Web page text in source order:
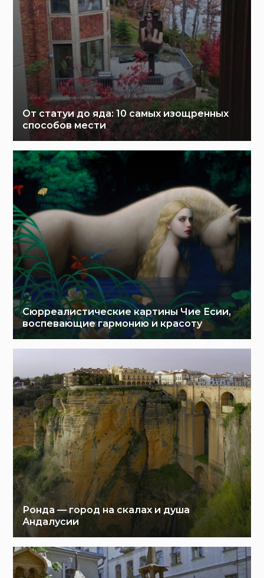
От статуи до яда: 10 самых изощренных
способов мести
Сюрреалистические картины Чие Есии,
воспевающие гармонию и красоту
Ронда — город на скалах и душа
Андалусии